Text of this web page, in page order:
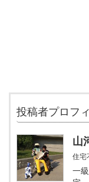
投稿者プロフ
山
住宅
一